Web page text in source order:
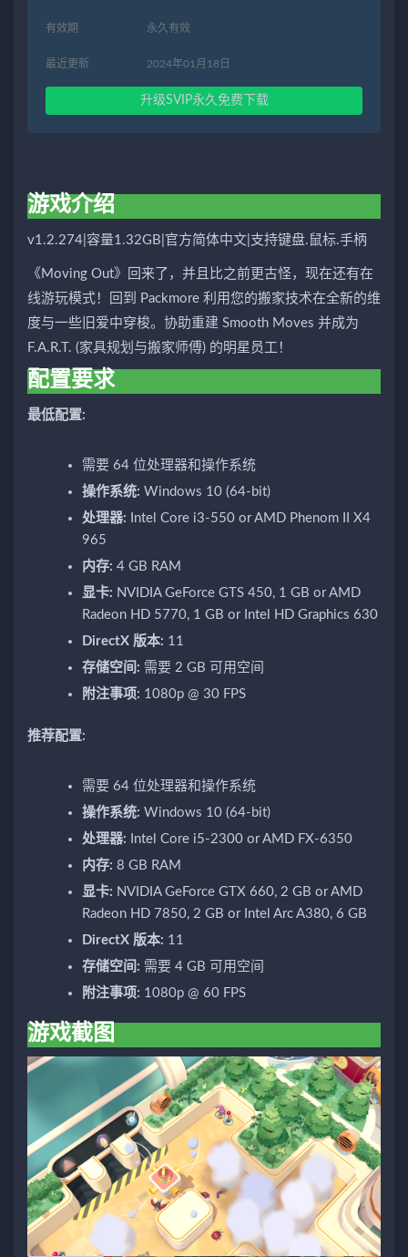
有效期 永久有效
最近更新 2024年01月18日
升级SVIP永久免费下载
游戏介绍
v1.2.274|容量1.32GB|官方简体中文|支持键盘.鼠标.手柄
《Moving Out》回来了，并且比之前更古怪，现在还有在
线游玩模式！回到 Packmore 利用您的搬家技术在全新的维
度与一些旧爱中穿梭。协助重建 Smooth Moves 并成为
F.A.R.T. (家具规划与搬家师傅) 的明星员工！
配置要求
最低配置:
需要 64 位处理器和操作系统
操作系统: Windows 10 (64-bit)
处理器: Intel Core i3-550 or AMD Phenom II X4
965
内存: 4 GB RAM
显卡: NVIDIA GeForce GTS 450, 1 GB or AMD
Radeon HD 5770, 1 GB or Intel HD Graphics 630
DirectX 版本: 11
存储空间: 需要 2 GB 可用空间
附注事项: 1080p @ 30 FPS
推荐配置:
需要 64 位处理器和操作系统
操作系统: Windows 10 (64-bit)
处理器: Intel Core i5-2300 or AMD FX-6350
内存: 8 GB RAM
显卡: NVIDIA GeForce GTX 660, 2 GB or AMD
Radeon HD 7850, 2 GB or Intel Arc A380, 6 GB
DirectX 版本: 11
存储空间: 需要 4 GB 可用空间
附注事项: 1080p @ 60 FPS
游戏截图